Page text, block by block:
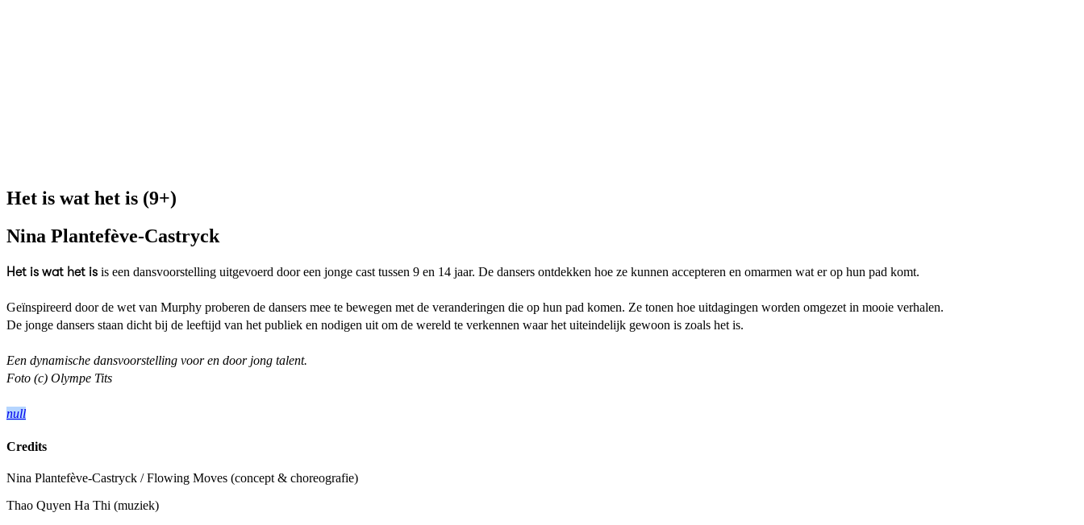
Het is wat het is (9+)
Nina Plantefève-Castryck
Het is wat het is is een dansvoorstelling uitgevoerd door een jonge cast tussen 9 en 14 jaar. De dansers ontdekken hoe ze kunnen accepteren en omarmen wat er op hun pad komt.
Geïnspireerd door de wet van Murphy proberen de dansers mee te bewegen met de veranderingen die op hun pad komen. Ze tonen hoe uitdagingen worden omgezet in mooie verhalen.
De jonge dansers staan dicht bij de leeftijd van het publiek en nodigen uit om de wereld te verkennen waar het uiteindelijk gewoon is zoals het is.
Een dynamische dansvoorstelling voor en door jong talent.
Foto (c) Olympe Tits
null
Credits
Nina Plantefève-Castryck / Flowing Moves (concept & choreografie)
Thao Quyen Ha Thi (muziek)